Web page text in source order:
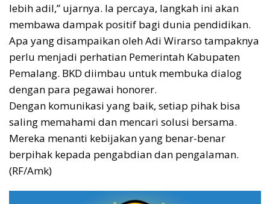
lebih adil,” ujarnya. Ia percaya, langkah ini akan
membawa dampak positif bagi dunia pendidikan.
Apa yang disampaikan oleh Adi Wirarso tampaknya
perlu menjadi perhatian Pemerintah Kabupaten
Pemalang. BKD diimbau untuk membuka dialog
dengan para pegawai honorer.
Dengan komunikasi yang baik, setiap pihak bisa
saling memahami dan mencari solusi bersama.
Mereka menanti kebijakan yang benar-benar
berpihak kepada pengabdian dan pengalaman.
(RF/Amk)